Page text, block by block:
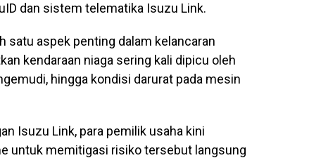
dan sistem telematika Isuzu Link.
satu aspek penting dalam kelancaran
kendaraan niaga sering kali dipicu oleh
hingga kondisi darurat pada mesin
Isuzu Link, para pemilik usaha kini
untuk memitigasi risiko tersebut langsung